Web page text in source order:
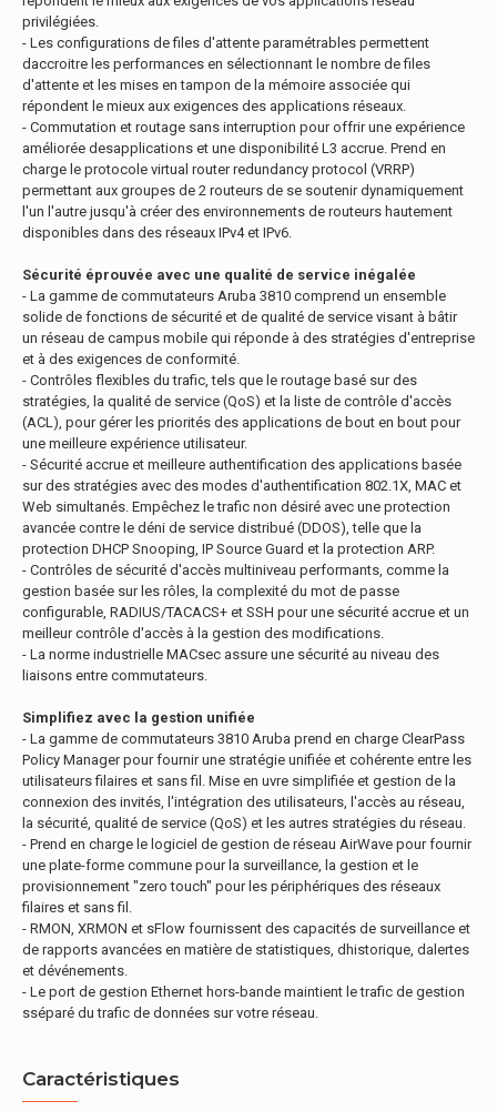
privilégiées.
- Les configurations de files d'attente paramétrables permettent
daccroitre les performances en sélectionnant le nombre de files
d'attente et les mises en tampon de la mémoire associée qui
répondent le mieux aux exigences des applications réseaux.
- Commutation et routage sans interruption pour offrir une expérience
améliorée desapplications et une disponibilité L3 accrue. Prend en
charge le protocole virtual router redundancy protocol (VRRP)
permettant aux groupes de 2 routeurs de se soutenir dynamiquement
l'un l'autre jusqu'à créer des environnements de routeurs hautement
disponibles dans des réseaux IPv4 et IPv6.
Sécurité éprouvée avec une qualité de service inégalée
- La gamme de commutateurs Aruba 3810 comprend un ensemble
solide de fonctions de sécurité et de qualité de service visant à bâtir
un réseau de campus mobile qui réponde à des stratégies d'entreprise
et à des exigences de conformité.
- Contrôles flexibles du trafic, tels que le routage basé sur des
stratégies, la qualité de service (QoS) et la liste de contrôle d'accès
(ACL), pour gérer les priorités des applications de bout en bout pour
une meilleure expérience utilisateur.
- Sécurité accrue et meilleure authentification des applications basée
sur des stratégies avec des modes d'authentification 802.1X, MAC et
Web simultanés. Empêchez le trafic non désiré avec une protection
avancée contre le déni de service distribué (DDOS), telle que la
protection DHCP Snooping, IP Source Guard et la protection ARP.
- Contrôles de sécurité d'accès multiniveau performants, comme la
gestion basée sur les rôles, la complexité du mot de passe
configurable, RADIUS/TACACS+ et SSH pour une sécurité accrue et un
meilleur contrôle d'accès à la gestion des modifications.
- La norme industrielle MACsec assure une sécurité au niveau des
liaisons entre commutateurs.
Simplifiez avec la gestion unifiée
- La gamme de commutateurs 3810 Aruba prend en charge ClearPass
Policy Manager pour fournir une stratégie unifiée et cohérente entre les
utilisateurs filaires et sans fil. Mise en uvre simplifiée et gestion de la
connexion des invités, l'intégration des utilisateurs, l'accès au réseau,
la sécurité, qualité de service (QoS) et les autres stratégies du réseau.
- Prend en charge le logiciel de gestion de réseau AirWave pour fournir
une plate-forme commune pour la surveillance, la gestion et le
provisionnement "zero touch" pour les périphériques des réseaux
filaires et sans fil.
- RMON, XRMON et sFlow fournissent des capacités de surveillance et
de rapports avancées en matière de statistiques, dhistorique, dalertes
et dévénements.
- Le port de gestion Ethernet hors-bande maintient le trafic de gestion
sséparé du trafic de données sur votre réseau.
Caractéristiques